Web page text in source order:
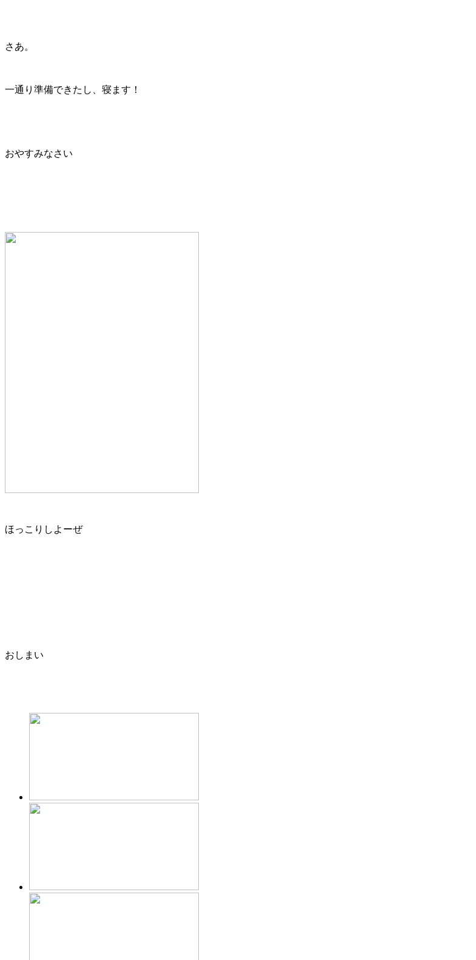
さあ。
一通り準備できたし、寝ます！
おやすみなさい
ほっこりしよーぜ
おしまい